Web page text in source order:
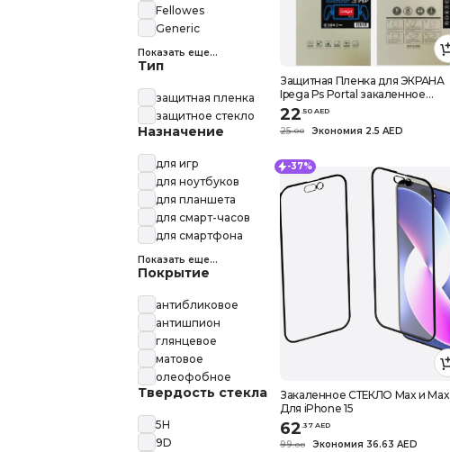
Защитная Пленка для ЭКРАНА
Ipega Ps Portal закаленное
Стекло Для PlayStation Portable
22.50 AED
25.00 Экономия 2.5 AED
-37%
Закаленное СТЕКЛО Max и Max
Для iPhone 15
62 37 AED
99.00 Экономия 36.63 AED
Fellowes
Generic
Показать еще...
Тип
защитная пленка
защитное стекло
Назначение
для игр
для ноутбуков
для планшета
для смарт-часов
для смартфона
Показать еще...
Покрытие
антибликовое
антишпион
глянцевое
матовое
олеофобное
Твердость стекла
5H
9D